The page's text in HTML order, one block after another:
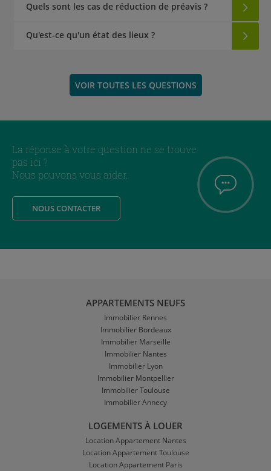
Quels sont les cas de réduction de préavis ?
Qu'est-ce qu'un état des lieux ?
VOIR TOUTES LES QUESTIONS
La réponse à votre question ne se trouve
pas ici ?
Nous pouvons vous aider.
NOUS CONTACTER
APPARTEMENTS NEUFS
Immobilier Rennes
Immobilier Bordeaux
Immobilier Marseille
Immobilier Nantes
Immobilier Lyon
Immobilier Montpellier
Immobilier Toulouse
Immobilier Annecy
LOGEMENTS À LOUER
Location Appartement Nantes
Location Appartement Toulouse
Location Appartement Paris